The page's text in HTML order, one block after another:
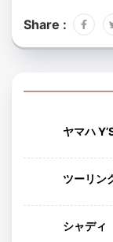
Share :
ヤマハ
ツーリン
シャディ